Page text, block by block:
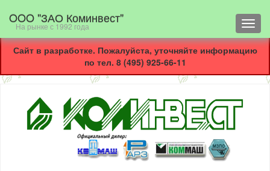
OOO "ЗАО Коминвест"
На рынке с 1992 года
Сайт в разработке. Пожалуйста, уточняйте информацию
по тел. 8 (495) 925-66-11